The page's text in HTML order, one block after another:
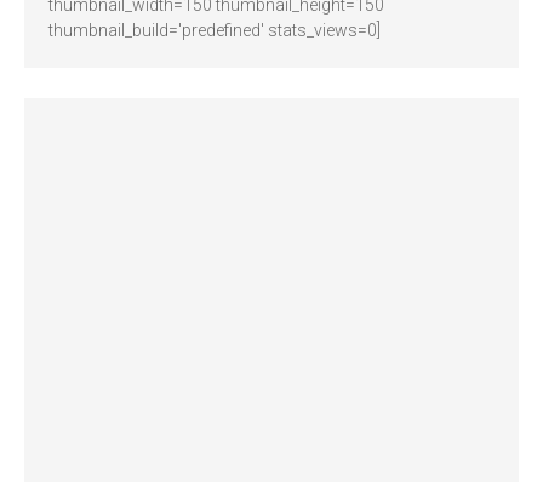
thumbnail_width=150 thumbnail_height=150
thumbnail_build='predefined' stats_views=0]